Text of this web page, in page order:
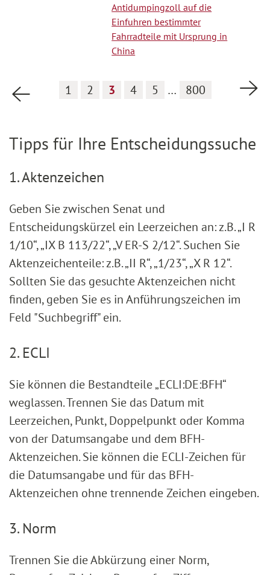
Antidumpingzoll auf die
Einfuhren bestimmter
Fahrradteile mit Ursprung in
China
Vorherige Seite
1 2 3 4 5 … 800
Tipps für Ihre Entscheidungssuche
1. Aktenzeichen
Geben Sie zwischen Senat und
Entscheidungskürzel ein Leerzeichen an: z.B. „I R
1/10“, „IX B 113/22“, „V ER-S 2/12“. Suchen Sie
Aktenzeichenteile: z.B. „II R“, „1/23“, „X R 12“.
Sollten Sie das gesuchte Aktenzeichen nicht
finden, geben Sie es in Anführungszeichen im
Feld "Suchbegriff" ein.
2. ECLI
Sie können die Bestandteile „ECLI:DE:BFH“
weglassen. Trennen Sie das Datum mit
Leerzeichen, Punkt, Doppelpunkt oder Komma
von der Datumsangabe und dem BFH-
Aktenzeichen. Sie können die ECLI-Zeichen für
die Datumsangabe und für das BFH-
Aktenzeichen ohne trennende Zeichen eingeben.
3. Norm
Trennen Sie die Abkürzung einer Norm,